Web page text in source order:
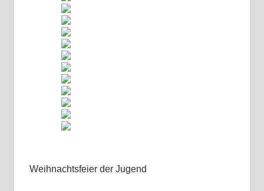
Weihnachtsfeier der Jugend